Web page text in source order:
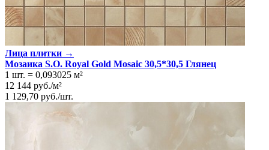
Лица плитки →
Мозаика S.O. Royal Gold Mosaic 30,5*30,5 Глянeц
1 шт. = 0,093025 м²
12 144 руб./м²
1 129,70 руб./шт.